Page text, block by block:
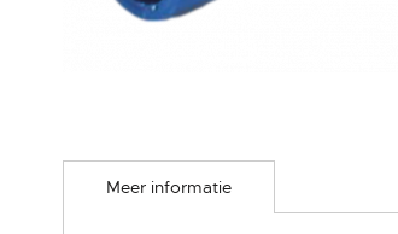
naar
Meer informatie